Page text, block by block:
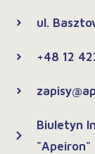
ul.
+48 12
Biuletyn
"Apeiron"